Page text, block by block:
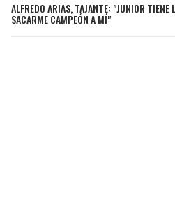
ALFREDO ARIAS, TAJANTE: "JUNIOR TIENE
SACARME CAMPEÓN A MÍ"